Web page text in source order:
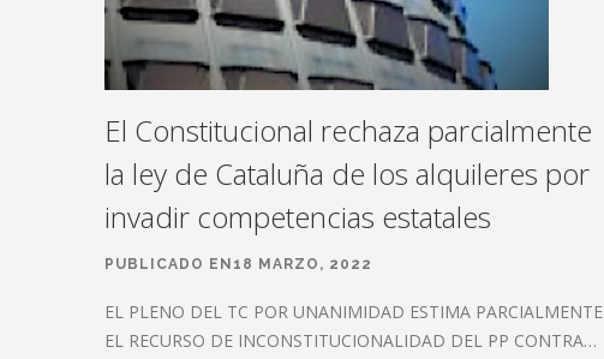
El Constitucional rechaza parcialmente
la ley de Cataluña de los alquileres por
invadir competencias estatales
PUBLICADO EN18 MARZO, 2022
EL PLENO DEL TC POR UNANIMIDAD ESTIMA PARCIALMENTE
EL RECURSO DE INCONSTITUCIONALIDAD DEL PP CONTRA…